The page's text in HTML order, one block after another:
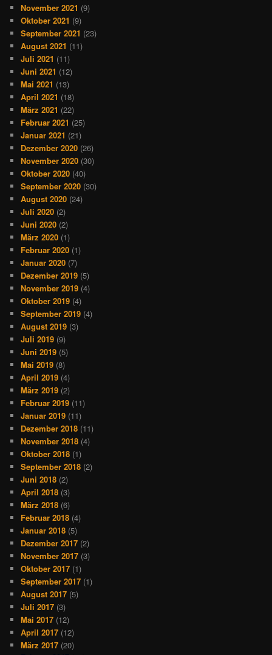
November 2021 (9)
Oktober 2021 (9)
September 2021 (23)
August 2021 (11)
Juli 2021 (11)
Juni 2021 (12)
Mai 2021 (13)
April 2021 (18)
März 2021 (22)
Februar 2021 (25)
Januar 2021 (21)
Dezember 2020 (26)
November 2020 (30)
Oktober 2020 (40)
September 2020 (30)
August 2020 (24)
Juli 2020 (2)
Juni 2020 (2)
März 2020 (1)
Februar 2020 (1)
Januar 2020 (7)
Dezember 2019 (5)
November 2019 (4)
Oktober 2019 (4)
September 2019 (4)
August 2019 (3)
Juli 2019 (9)
Juni 2019 (5)
Mai 2019 (8)
April 2019 (4)
März 2019 (2)
Februar 2019 (11)
Januar 2019 (11)
Dezember 2018 (11)
November 2018 (4)
Oktober 2018 (1)
September 2018 (2)
Juni 2018 (2)
April 2018 (3)
März 2018 (6)
Februar 2018 (4)
Januar 2018 (5)
Dezember 2017 (2)
November 2017 (3)
Oktober 2017 (1)
September 2017 (1)
August 2017 (5)
Juli 2017 (3)
Mai 2017 (12)
April 2017 (12)
März 2017 (20)